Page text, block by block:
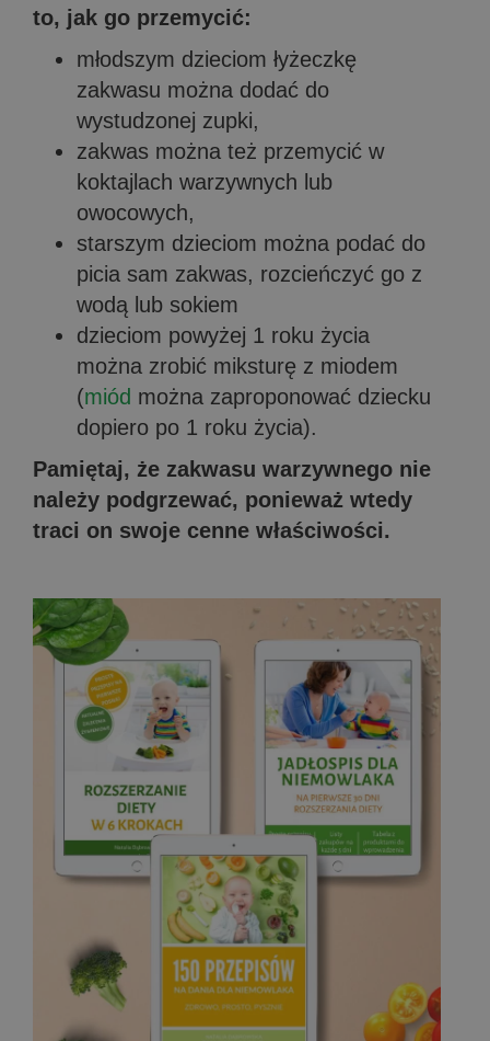
to, jak go przemycić:
młodszym dzieciom łyżeczkę
zakwasu można dodać do
wystudzonej zupki,
zakwas można też przemycić w
koktajlach warzywnych lub
owocowych,
starszym dzieciom można podać do
picia sam zakwas, rozcieńczyć go z
wodą lub sokiem
dzieciom powyżej 1 roku życia
można zrobić miksturę z miodem
(miód można zaproponować dziecku
dopiero po 1 roku życia).
Pamiętaj, że zakwasu warzywnego nie
należy podgrzewać, ponieważ wtedy
traci on swoje cenne właściwości.